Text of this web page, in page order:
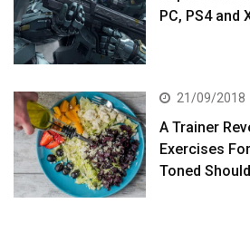
PC, PS4 and
21/09/2018
A Trainer
Exercises
Toned